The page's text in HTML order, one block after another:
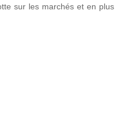
sur les marchés et en plus